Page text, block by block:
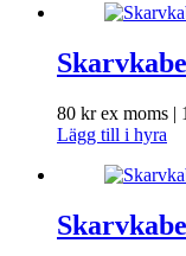
80 krex moms |
Lägg till i hyra